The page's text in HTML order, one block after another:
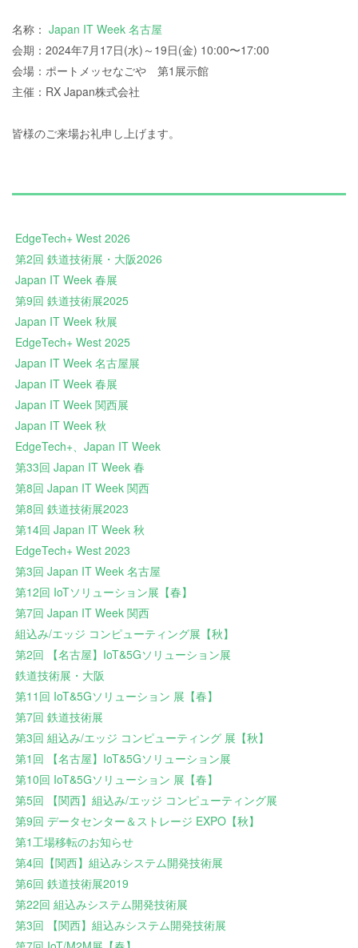
名称： Japan IT Week 名古屋
会期：2024年7月17日(水)～19日(金) 10:00〜17:00
会場：ポートメッセなごや 第1展示館
主催：RX Japan株式会社
皆様のご来場お礼申し上げます。
EdgeTech+ West 2026
第2回 鉄道技術展・大阪2026
Japan IT Week 春展
第9回 鉄道技術展2025
Japan IT Week 秋展
EdgeTech+ West 2025
Japan IT Week 名古屋展
Japan IT Week 春展
Japan IT Week 関西展
Japan IT Week 秋
EdgeTech+、Japan IT Week
第33回 Japan IT Week 春
第8回 Japan IT Week 関西
第8回 鉄道技術展2023
第14回 Japan IT Week 秋
EdgeTech+ West 2023
第3回 Japan IT Week 名古屋
第12回 IoTソリューション展【春】
第7回 Japan IT Week 関西
組込み/エッジ コンピューティング展【秋】
第2回 【名古屋】IoT&5Gソリューション展
鉄道技術展・大阪
第11回 IoT&5Gソリューション 展【春】
第7回 鉄道技術展
第3回 組込み/エッジ コンピューティング 展【秋】
第1回 【名古屋】IoT&5Gソリューション展
第10回 IoT&5Gソリューション 展【春】
第5回 【関西】組込み/エッジ コンピューティング展
第9回 データセンター＆ストレージ EXPO【秋】
第1工場移転のお知らせ
第4回【関西】組込みシステム開発技術展
第6回 鉄道技術展2019
第22回 組込みシステム開発技術展
第3回 【関西】組込みシステム開発技術展